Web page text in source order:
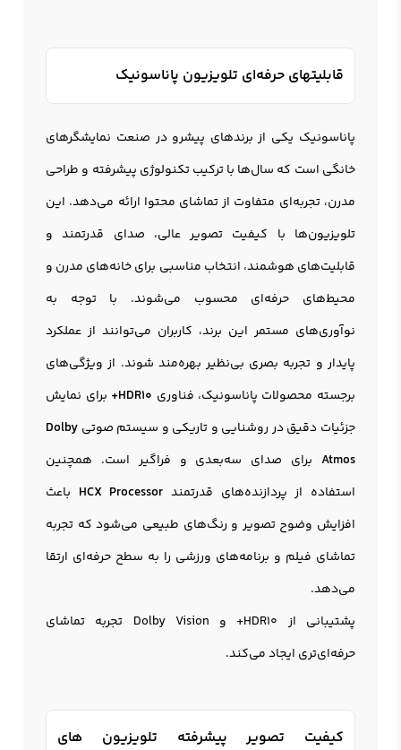
قابلیتهای حرفه‌ای تلویزیون پاناسونیک
پاناسونیک یکی از برندهای پیشرو در صنعت نمایشگرهای
خانگی است که سال‌ها با ترکیب تکنولوژی پیشرفته و طراحی
مدرن، تجربه‌ای متفاوت از تماشای محتوا ارائه می‌دهد. این
تلویزیون‌ها با کیفیت تصویر عالی، صدای قدرتمند و
قابلیت‌های هوشمند، انتخاب مناسبی برای خانه‌های مدرن و
محیط‌های حرفه‌ای محسوب می‌شوند. با توجه به
نوآوری‌های مستمر این برند، کاربران می‌توانند از عملکرد
پایدار و تجربه بصری بی‌نظیر بهره‌مند شوند. از ویژگی‌های
برجسته محصولات پاناسونیک، فناوری HDR10+
برای نمایش
جزئیات دقیق در روشنایی و تاریکی و سیستم صوتی Dolby
Atmos برای صدای سه‌بعدی و فراگیر است. همچنین
استفاده از پردازنده‌های قدرتمند HCX Processor باعث
افزایش وضوح تصویر و رنگ‌های طبیعی می‌شود که تجربه
تماشای فیلم و برنامه‌های ورزشی را به سطح حرفه‌ای ارتقا
می‌دهد.
پشتیبانی از HDR10+ و Dolby Vision تجربه تماشای
حرفه‌ای‌تری ایجاد می‌کند.
کیفیت تصویر پیشرفته تلویزیون های